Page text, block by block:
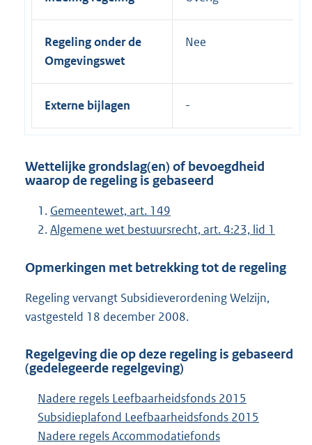
Regeling onder de
Omgevingswet
Nee
Externe bijlagen
Wettelijke grondslag(en) of bevoegdheid
waarop de regeling is gebaseerd
Gemeentewet, art. 149
Algemene wet bestuursrecht, art. 4:23, lid 1
Opmerkingen met betrekking tot de regeling
Regeling vervangt Subsidieverordening Welzijn,
vastgesteld 18 december 2008.
Regelgeving die op deze regeling is gebaseerd
(gedelegeerde regelgeving)
Nadere regels Leefbaarheidsfonds 2015
Subsidieplafond Leefbaarheidsfonds 2015
Nadere regels Accommodatiefonds